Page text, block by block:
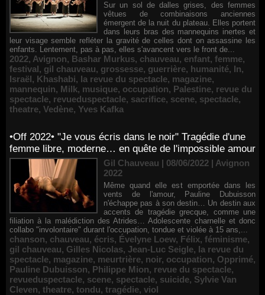
Sur un sol de dalles grises, des femmes
vêtues de combinaisons anciennes
émergent de la nuit du plateau. Elles portent
dans leurs bras des mannequins inertes et
leur visage semble refléter la gravité de celles dont on assassine les
enfants. Lentement, pas à pas, elles s'avancent vers le front de...
2022, Avignon, Bashar Murkus, chauveau, enfant, femme,
festival, gil chauveau, grossesse, guerrière, humanité, In,
Israël, Khashabi, la revue du spectacle, magazine,
mannequin, Milk, musique, occupation, Palestine, revue du
spectacle, revueduspectacle, sacrifice, scene, spectacle,
theatre, Vedène, Yves Kafka
•Off 2022• "Je vous écris dans le noir" Tragédie d'une
femme libre, moderne… en quête de l'impossible amour
Gil Chauveau | 08/06/2022 | Avignon
2022
Même quand elle est emportée dans les
vents de l'amour, Pauline Dubuisson
n'échappe pas à son destin… Un destin aux
accents de tragédie grecque, comme une
filiation à la malédiction des Atrides… Adolescente charnelle et donc
collabo "involontaire" durant l'occupation, tondue et violée à 15 ans,...
chanson, chauveau, écris, Évelyne Loew, Félix, féminisme,
gil chauveau, Gilles Nicolas, Jean-Luc Seigle, la revue du
spectacle, magazine, meurtrière, noir, occupation, Opprimé,
Pauline Dubuisson, Philippe Mion, revue du spectacle,
revueduspectacle, scene, spectacle, suicide, Sylvie Van
Cleven, theatre, tondu, tragédie, viol